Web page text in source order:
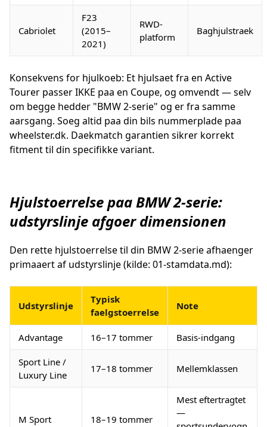
Cabriolet
F23
(2015–
2021)
RWD-
platform
Baghjulstraek
Konsekvens for hjulkoeb: Et hjulsaet fra en Active
Tourer passer IKKE paa en Coupe, og omvendt — selv
om begge hedder "BMW 2-serie" og er fra samme
aarsgang. Soeg altid paa din bils nummerplade paa
wheelster.dk. Daekmatch garantien sikrer korrekt
fitment til din specifikke variant.
Hjulstoerrelse paa BMW 2-serie:
udstyrslinje afgoer dimensionen
Den rette hjulstoerrelse til din BMW 2-serie afhaenger
primaaert af udstyrslinje (kilde: 01-stamdata.md):
Udstyrslinje
Typisk
faelgstoerrelse
Note
Advantage 16–17 tommer Basis-indgang
Sport Line /
Luxury Line
17–18 tommer Mellemklassen
M Sport 18–19 tommer
Mest eftertragtet
—